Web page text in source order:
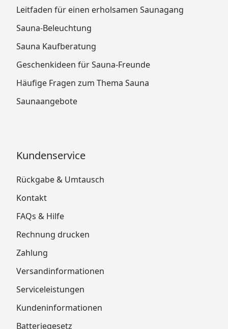
Leitfaden für einen erholsamen Saunagang
Sauna-Beleuchtung
Sauna Kaufberatung
Geschenkideen für Sauna-Freunde
Häufige Fragen zum Thema Sauna
Saunaangebote
Kundenservice
Rückgabe & Umtausch
Kontakt
FAQs & Hilfe
Rechnung drucken
Zahlung
Versandinformationen
Serviceleistungen
Kundeninformationen
Batteriegesetz